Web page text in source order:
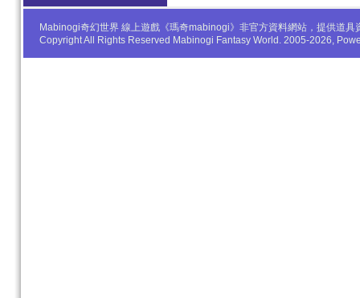
Mabinogi奇幻世界 線上遊戲《瑪奇mabinogi》非官方資料網站，提供道
Copyright All Rights Reserved Mabinogi Fantasy World. 2005-2026,